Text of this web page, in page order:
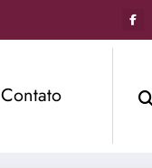
Contato